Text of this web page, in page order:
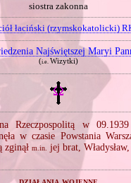
siostra zakonna
łaciński (rzymskokatolicki)
Najświętszej Maryi
(i.e. Wizytki)
Rzeczpospolitą w
w czasie Powstania
zginąłm.in. jej brat,